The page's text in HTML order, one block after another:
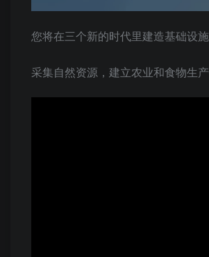
您将在三个新的时代里建造基础设
采集自然资源，建立农业和食物生